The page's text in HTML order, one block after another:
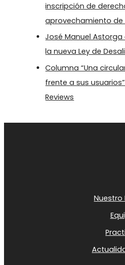
inscripción de
aprovechamiento de
José Manuel
la nueva Ley de
Columna “Una
frente a sus
Reviews
Nuestro